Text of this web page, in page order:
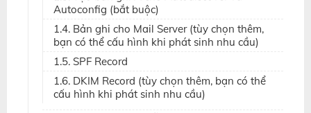
Autoconfig (bắt buộc)
1.4. Bản ghi cho Mail Server (tùy chọn thêm,
bạn có thể cấu hình khi phát sinh nhu cầu)
1.5. SPF Record
1.6. DKIM Record (tùy chọn thêm, bạn có thể
cấu hình khi phát sinh nhu cầu)